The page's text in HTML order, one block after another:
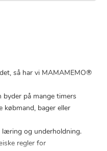
så har vi MAMAMEMO®
på mange timers
købmand, bager eller
og underholdning.
regler for